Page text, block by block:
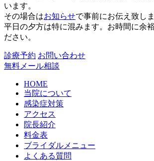
います。
その場合はお知らせで事前にお伝え致しま
平日の夕方は特に混みます。お時間に余
ださい。
診療予約 お問い合わせ
無料メール相談
HOME
当院について
感染症対策
アクセス
院長紹介
料金表
ブライダルメニュー
よくある質問